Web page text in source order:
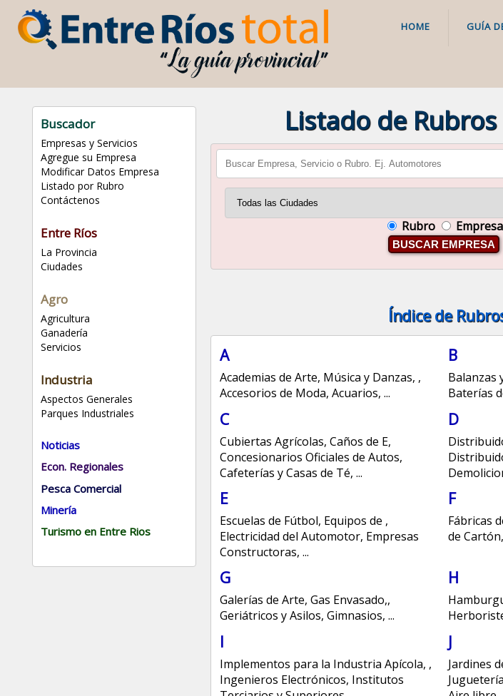
HOME GUÍA
Buscador
Empresas y Servicios
Agregue su Empresa
Modificar Datos Empresa
Listado por Rubro
Contáctenos
Entre Ríos
La Provincia
Ciudades
Agro
Agricultura
Ganadería
Servicios
Industria
Aspectos Generales
Parques Industriales
Noticias
Econ. Regionales
Pesca Comercial
Minería
Turismo en Entre Rios
Listado de
Rubro Empresa
BUSCAR EMPRESA
Índice de
A
Academias de Arte, Música y Danzas, ,
Accesorios de Moda, Acuarios, ...
B
Balanzas
Baterías
C
Cubiertas Agrícolas, Caños de E,
Concesionarios Oficiales de Autos,
Cafeterías y Casas de Té, ...
D
E
Escuelas de Fútbol, Equipos de ,
Electricidad del Automotor, Empresas
Constructoras, ...
F
Fábricas
de Cartón,
G
Galerías de Arte, Gas Envasado,,
Geriátricos y Asilos, Gimnasios, ...
H
I
Implementos para la Industria Apícola, ,
Ingenieros Electrónicos, Institutos
J
Jardines